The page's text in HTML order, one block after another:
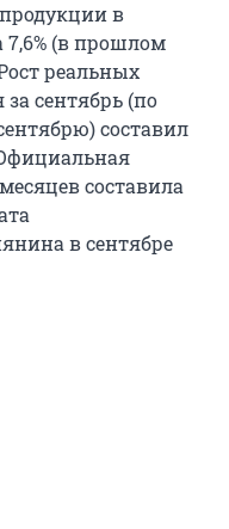
в
(в прошлом
реальных
сентябрь (по
составил
составила
в сентябре